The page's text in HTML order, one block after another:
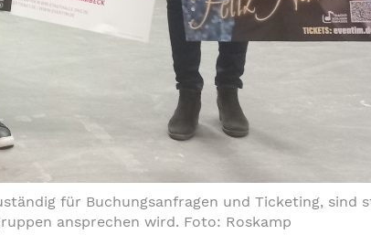
für Buchungsanfragen und Ticketing, sind
ansprechen wird. Foto: Roskamp